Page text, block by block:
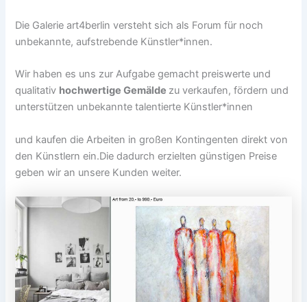
Die Galerie art4berlin versteht sich als Forum für noch
unbekannte, aufstrebende Künstler*innen.
Wir haben es uns zur Aufgabe gemacht preiswerte und
qualitativ hochwertige Gemälde zu verkaufen, fördern und
unterstützen unbekannte talentierte Künstler*innen
und kaufen die Arbeiten in großen Kontingenten direkt von
den Künstlern ein.Die dadurch erzielten günstigen Preise
geben wir an unsere Kunden weiter.